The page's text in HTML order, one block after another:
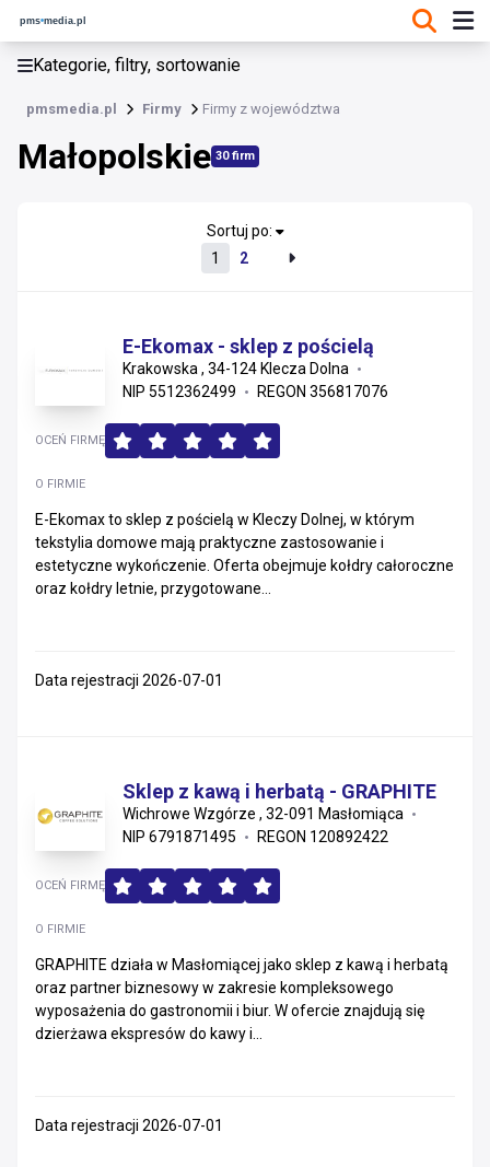
Kategorie, filtry, sortowanie
pmsmedia.pl Firmy Firmy z województwa
Małopolskie 30 firm
Firmy
Wielkopolskie
Pomorskie
Zachodniopomorskie
Mazowieckie
Podkarpackie
Lubelskie
Sortuj po:
1
2
E-Ekomax - sklep z pościelą
Krakowska , 34-124 Klecza Dolna
NIP 5512362499
REGON 356817076
O FIRMIE
E-Ekomax to sklep z pościelą w Kleczy Dolnej, w którym
tekstylia domowe mają praktyczne zastosowanie i
estetyczne wykończenie. Oferta obejmuje kołdry całoroczne
oraz kołdry letnie, przygotowane...
OCEŃ FIRMĘ
Data rejestracji 2026-07-01
Sklep z kawą i herbatą - GRAPHITE
Wichrowe Wzgórze , 32-091 Masłomiąca
NIP 6791871495
REGON 120892422
O FIRMIE
GRAPHITE działa w Masłomiącej jako sklep z kawą i herbatą
oraz partner biznesowy w zakresie kompleksowego
wyposażenia do gastronomii i biur. W ofercie znajdują się
dzierżawa ekspresów do kawy i...
OCEŃ FIRMĘ
Data rejestracji 2026-07-01